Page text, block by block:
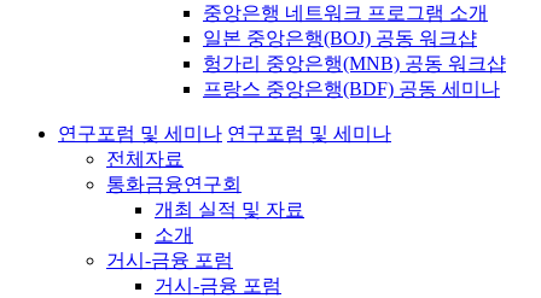
중앙은행 네트워크 프로그램 소개
일본 중앙은행(BOJ) 공동 워크샵
헝가리 중앙은행(MNB) 공동 워크샵
프랑스 중앙은행(BDF) 공동 세미나
연구포럼 및 세미나 연구포럼 및 세미나
전체자료
통화금융연구회
개최 실적 및 자료
소개
거시-금융 포럼
거시-금융 포럼